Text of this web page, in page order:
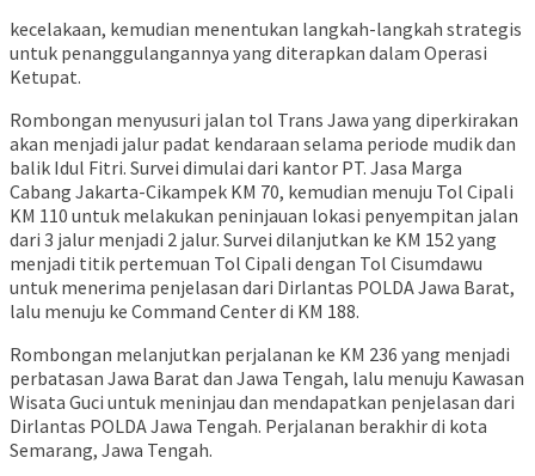
kecelakaan, kemudian menentukan langkah-langkah strategis
untuk penanggulangannya yang diterapkan dalam Operasi
Ketupat.
Rombongan menyusuri jalan tol Trans Jawa yang diperkirakan
akan menjadi jalur padat kendaraan selama periode mudik dan
balik Idul Fitri. Survei dimulai dari kantor PT. Jasa Marga
Cabang Jakarta-Cikampek KM 70, kemudian menuju Tol Cipali
KM 110 untuk melakukan peninjauan lokasi penyempitan jalan
dari 3 jalur menjadi 2 jalur. Survei dilanjutkan ke KM 152 yang
menjadi titik pertemuan Tol Cipali dengan Tol Cisumdawu
untuk menerima penjelasan dari Dirlantas POLDA Jawa Barat,
lalu menuju ke Command Center di KM 188.
Rombongan melanjutkan perjalanan ke KM 236 yang menjadi
perbatasan Jawa Barat dan Jawa Tengah, lalu menuju Kawasan
Wisata Guci untuk meninjau dan mendapatkan penjelasan dari
Dirlantas POLDA Jawa Tengah. Perjalanan berakhir di kota
Semarang, Jawa Tengah.